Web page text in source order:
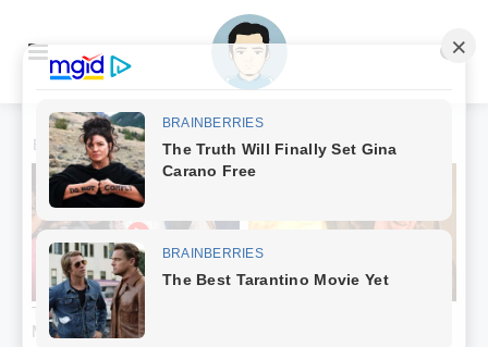
Menu